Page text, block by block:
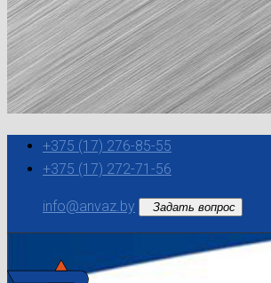
+375 (17) 276-85-55
+375 (17) 272-71-56
info@anvaz.by Задать вопрос